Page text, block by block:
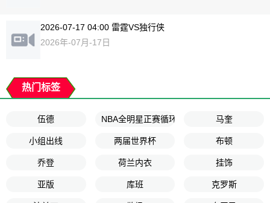
2026-07-17 04:00 雷霆VS独行侠
2026年-07月-17日
热门标签
伍德 NBA全明星正赛循环赛 马奎
小组出线 两届世界杯 布顿
乔登 荷兰内衣 挂饰
亚版 库班 克罗斯